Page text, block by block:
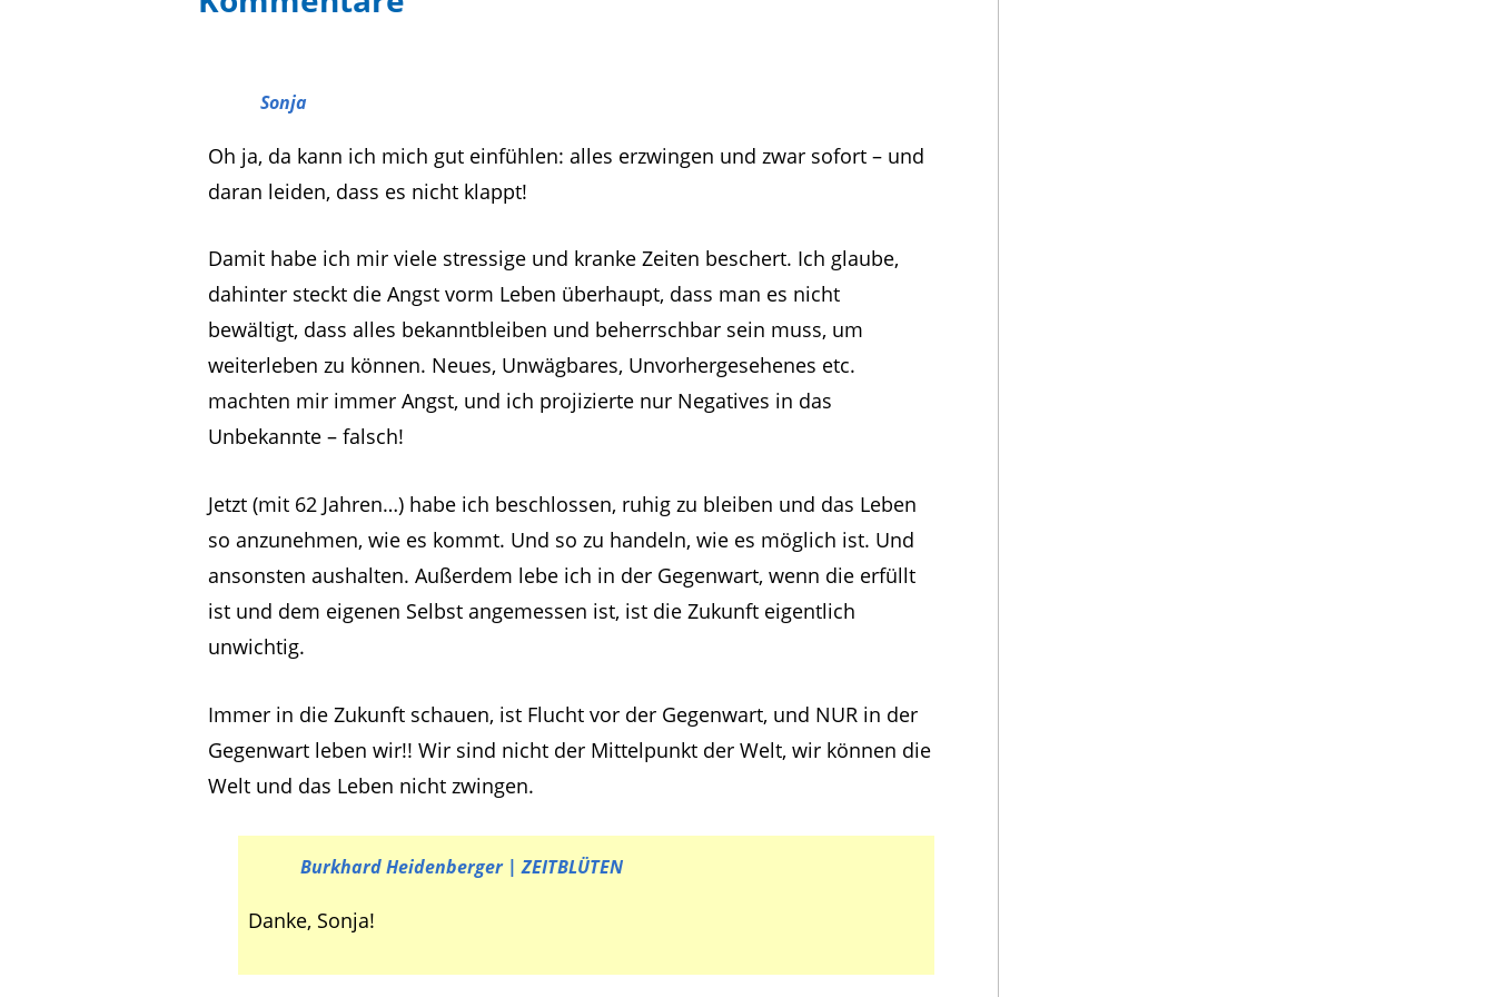
Sonja
Oh ja, da kann ich mich gut einfühlen: alles erzwingen und zwar sofort – und
daran leiden, dass es nicht klappt!
Damit habe ich mir viele stressige und kranke Zeiten beschert. Ich glaube,
dahinter steckt die Angst vorm Leben überhaupt, dass man es nicht
bewältigt, dass alles bekanntbleiben und beherrschbar sein muss, um
weiterleben zu können. Neues, Unwägbares, Unvorhergesehenes etc.
machten mir immer Angst, und ich projizierte nur Negatives in das
Unbekannte – falsch!
Jetzt (mit 62 Jahren…) habe ich beschlossen, ruhig zu bleiben und das Leben
so anzunehmen, wie es kommt. Und so zu handeln, wie es möglich ist. Und
ansonsten aushalten. Außerdem lebe ich in der Gegenwart, wenn die erfüllt
ist und dem eigenen Selbst angemessen ist, ist die Zukunft eigentlich
unwichtig.
Immer in die Zukunft schauen, ist Flucht vor der Gegenwart, und NUR in der
Gegenwart leben wir!! Wir sind nicht der Mittelpunkt der Welt, wir können die
Welt und das Leben nicht zwingen.
Burkhard Heidenberger | ZEITBLÜTEN
Danke, Sonja!